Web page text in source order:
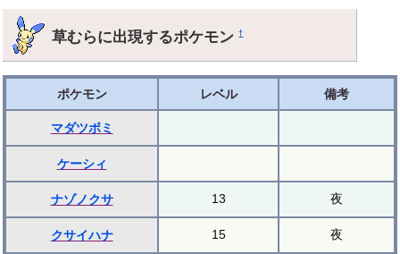
草むらに出現するポケモン†
ポケモン レベル 備考
マダツボミ
ケーシィ
ナゾノクサ 13 夜
クサイハナ 15 夜